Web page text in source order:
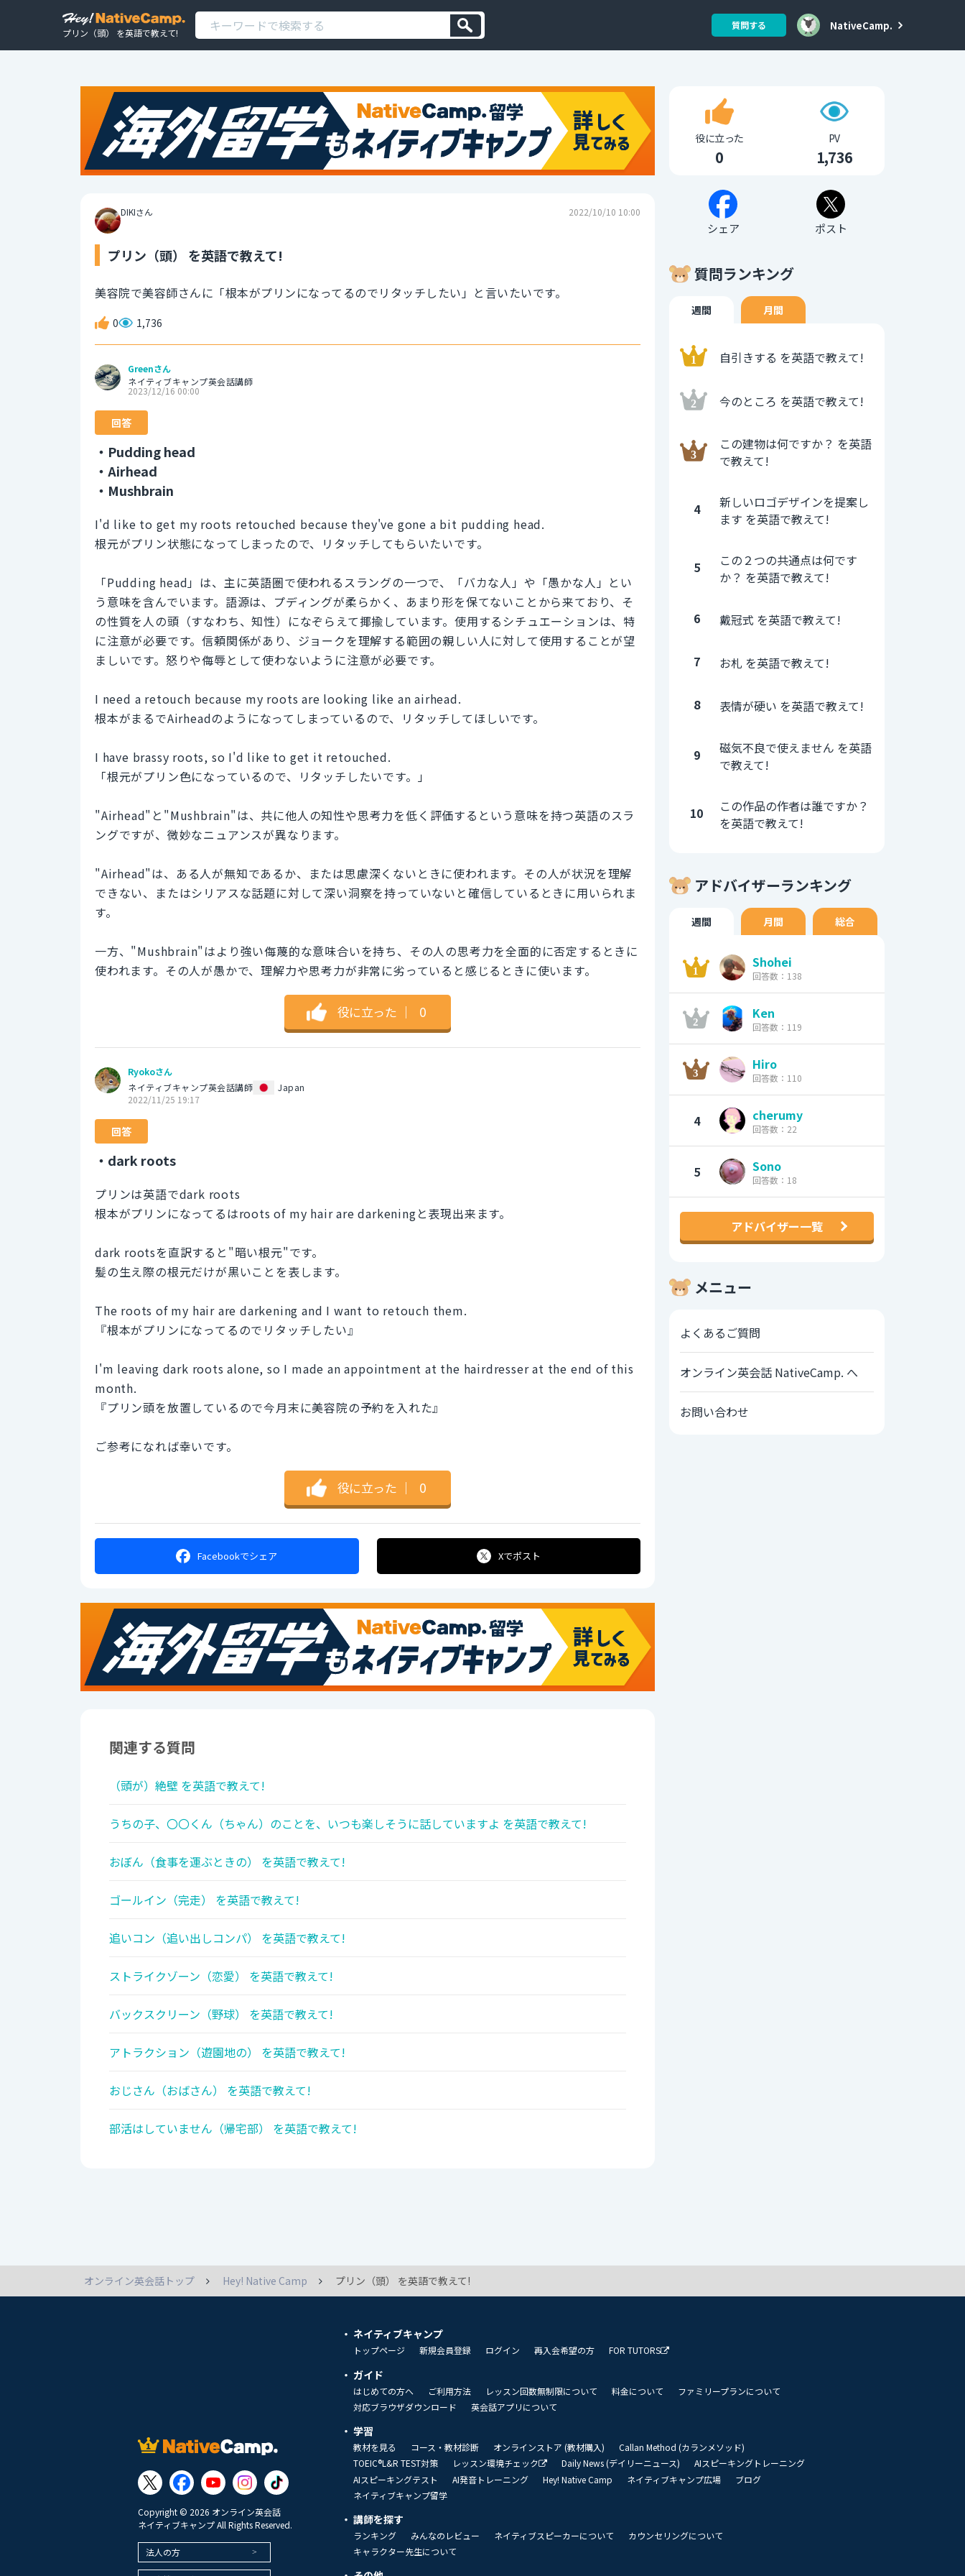
プリン（頭） を英語で教えて!
質問する NativeCamp.
DIKIさん 2022/10/10 10:00
プリン（頭） を英語で教えて!
美容院で美容師さんに「根本がプリンになってるのでリタッチしたい」と言いたいです。
0 1,736
Greenさん
ネイティブキャンプ英会話講師
2023/12/16 00:00
回答
・Pudding head
・Airhead
・Mushbrain
I'd like to get my roots retouched because they've gone a bit pudding head.
根元がプリン状態になってしまったので、リタッチしてもらいたいです。
「Pudding head」は、主に英語圏で使われるスラングの一つで、「バカな人」や「愚かな人」とい
う意味を含んでいます。語源は、プディングが柔らかく、あまり形を保てないことから来ており、そ
の性質を人の頭（すなわち、知性）になぞらえて揶揄しています。使用するシチュエーションは、特
に注意が必要です。信頼関係があり、ジョークを理解する範囲の親しい人に対して使用することが望
ましいです。怒りや侮辱として使わないように注意が必要です。
I need a retouch because my roots are looking like an airhead.
根本がまるでAirheadのようになってしまっているので、リタッチしてほしいです。
I have brassy roots, so I'd like to get it retouched.
「根元がプリン色になっているので、リタッチしたいです。」
"Airhead"と"Mushbrain"は、共に他人の知性や思考力を低く評価するという意味を持つ英語のスラ
ングですが、微妙なニュアンスが異なります。
"Airhead"は、ある人が無知であるか、または思慮深くないときに使われます。その人が状況を理解
できない、またはシリアスな話題に対して深い洞察を持っていないと確信しているときに用いられま
す。
一方、"Mushbrain"はより強い侮蔑的な意味合いを持ち、その人の思考力を全面的に否定するときに
使われます。その人が愚かで、理解力や思考力が非常に劣っていると感じるときに使います。
役に立った ｜ 0
Ryokoさん
ネイティブキャンプ英会話講師
Japan
2022/11/25 19:17
回答
・dark roots
プリンは英語でdark roots
根本がプリンになってるはroots of my hair are darkeningと表現出来ます。
dark rootsを直訳すると"暗い根元"です。
髪の生え際の根元だけが黒いことを表します。
The roots of my hair are darkening and I want to retouch them.
『根本がプリンになってるのでリタッチしたい』
I'm leaving dark roots alone, so I made an appointment at the hairdresser at the end of this
month.
『プリン頭を放置しているので今月末に美容院の予約を入れた』
ご参考になれば幸いです。
役に立った ｜ 0
Facebookでシェア Xでポスト
関連する質問
（頭が）絶壁 を英語で教えて!
うちの子、〇〇くん（ちゃん）のことを、いつも楽しそうに話していますよ を英語で教えて!
おぼん（食事を運ぶときの） を英語で教えて!
ゴールイン（完走） を英語で教えて!
追いコン（追い出しコンパ） を英語で教えて!
ストライクゾーン（恋愛） を英語で教えて!
バックスクリーン（野球） を英語で教えて!
アトラクション（遊園地の） を英語で教えて!
おじさん（おばさん） を英語で教えて!
部活はしていません（帰宅部） を英語で教えて!
役に立った
0
PV
1,736
シェア ポスト
質問ランキング
週間 月間
自引きする を英語で教えて!
今のところ を英語で教えて!
この建物は何ですか？ を英語
で教えて!
4
新しいロゴデザインを提案し
ます を英語で教えて!
5
この２つの共通点は何です
か？ を英語で教えて!
6 戴冠式 を英語で教えて!
7 お札 を英語で教えて!
8 表情が硬い を英語で教えて!
9
磁気不良で使えません を英語
で教えて!
10
この作品の作者は誰ですか？
を英語で教えて!
アドバイザーランキング
週間 月間 総合
Shohei
回答数：138
Ken
回答数：119
Hiro
回答数：110
4 cherumy
回答数：22
5 Sono
回答数：18
アドバイザー一覧
メニュー
よくあるご質問
オンライン英会話 NativeCamp. へ
お問い合わせ
オンライン英会話トップ Hey! Native Camp プリン（頭） を英語で教えて!
Copyright © 2026 オンライン英会話
ネイティブキャンプ All Rights Reserved.
法人の方
ネイティブキャンプ
トップページ 新規会員登録 ログイン 再入会希望の方 FOR TUTORS
ガイド
はじめての方へ ご利用方法 レッスン回数無制限について 料金について
ファミリープランについて
対応ブラウザダウンロード
英会話アプリについて
学習
教材を見る コース・教材診断 オンラインストア (教材購入)
Callan Method (カランメソッド)
TOEIC®L&R TEST対策
レッスン環境チェック Daily News (デイリーニュース)
AIスピーキングトレーニング
AIスピーキングテスト
AI発音トレーニング Hey! Native Camp ネイティブキャンプ広場
ブログ
ネイティブキャンプ留学
講師を探す
ランキング みんなのレビュー ネイティブスピーカーについて
カウンセリングについて
キャラクター先生について